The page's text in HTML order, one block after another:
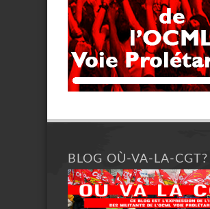
BLOG OÙ-VA-LA-CGT?